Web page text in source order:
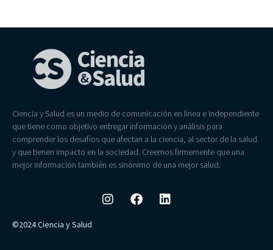
Ciencia y Salud es un medio de comunicación en línea e independiente
que tiene como objetivo entregar información y análisis para
comprender los desafíos que afectan a la ciencia, al sector de la salud
y que tienen impacto en la sociedad. Creemos firmemente que una
mejor información también es sinónimo de una mejor salud.
©2024 Ciencia y Salud